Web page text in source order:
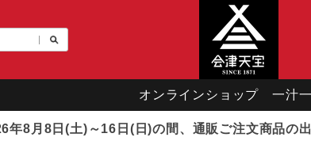
オンラインショップ 一汁
年8月8日(土)～16日(日)の間、通販ご注文商品の